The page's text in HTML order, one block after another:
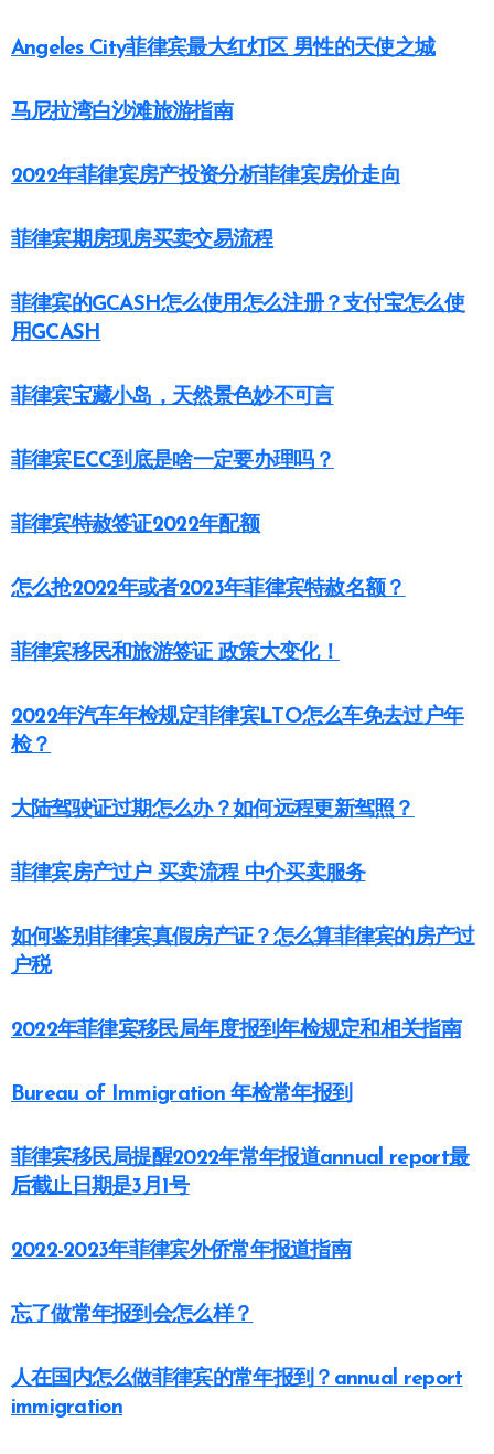
Angeles City菲律宾最大红灯区 男性的天使之城
马尼拉湾白沙滩旅游指南
2022年菲律宾房产投资分析菲律宾房价走向
菲律宾期房现房买卖交易流程
菲律宾的GCASH怎么使用怎么注册？支付宝怎么使
用GCASH
菲律宾宝藏小岛，天然景色妙不可言
菲律宾ECC到底是啥一定要办理吗？
菲律宾特赦签证2022年配额
怎么抢2022年或者2023年菲律宾特赦名额？
菲律宾移民和旅游签证 政策大变化！
2022年汽车年检规定菲律宾LTO怎么车免去过户年
检？
大陆驾驶证过期怎么办？如何远程更新驾照？
菲律宾房产过户 买卖流程 中介买卖服务
如何鉴别菲律宾真假房产证？怎么算菲律宾的房产过
户税
2022年菲律宾移民局年度报到年检规定和相关指南
Bureau of Immigration 年检常年报到
菲律宾移民局提醒2022年常年报道annual report最
后截止日期是3月1号
2022-2023年菲律宾外侨常年报道指南
忘了做常年报到会怎么样？
人在国内怎么做菲律宾的常年报到？annual report
immigration